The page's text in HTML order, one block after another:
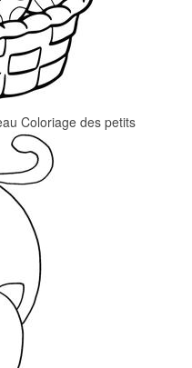
Coloriage des petits